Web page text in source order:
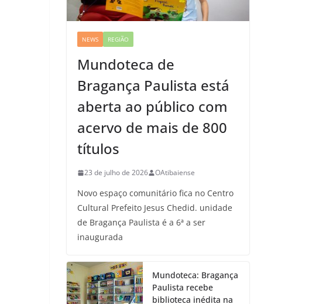
NEWS REGIÃO
Mundoteca de
Bragança Paulista está
aberta ao público com
acervo de mais de 800
títulos
23 de julho de 2026 OAtibaiense
Novo espaço comunitário fica no Centro
Cultural Prefeito Jesus Chedid. unidade
de Bragança Paulista é a 6ª a ser
inaugurada
Mundoteca: Bragança
Paulista recebe
biblioteca inédita na